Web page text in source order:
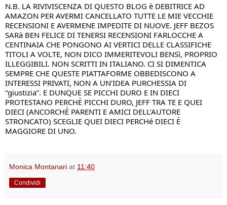
N.B. LA RIVIVISCENZA DI QUESTO BLOG è DEBITRICE AD
AMAZON PER AVERMI CANCELLATO TUTTE LE MIE VECCHIE
RECENSIONI E AVERMENE IMPEDITE DI NUOVE. JEFF BEZOS
SARà BEN FELICE DI TENERSI RECENSIONI FARLOCCHE A
CENTINAIA CHE PONGONO AI VERTICI DELLE CLASSIFICHE
TITOLI A VOLTE, NON DICO IMMERITEVOLI BENSì, PROPRIO
ILLEGGIBILI. NON SCRITTI IN ITALIANO. CI SI DIMENTICA
SEMPRE CHE QUESTE PIATTAFORME OBBEDISCONO A
INTERESSI PRIVATI, NON A UN’IDEA PURCHESSIA DI
“giustizia”. E DUNQUE SE PICCHI DURO E IN DIECI
PROTESTANO PERCHÈ PICCHI DURO, JEFF TRA TE E QUEI
DIECI (ANCORCHÈ PARENTI E AMICI DELL’AUTORE
STRONCATO) SCEGLIE QUEI DIECI PERCHé DIECI È
MAGGIORE DI UNO.
Monica Montanari at 11:40
Condividi